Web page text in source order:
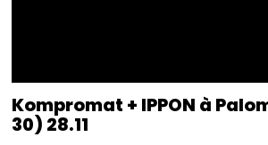
Kompromat + IPPON à
30) 28.11